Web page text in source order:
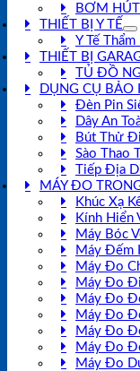
BƠM
THIẾT BỊ Y TẾ
Y Tế
THIẾT BỊ
TỦ ĐỒ
DỤNG CỤ
Đèn Pin
Dây An
Bút Thử
Sào Thao
Tiếp Địa
MÁY ĐO
Khúc Xạ
Kính Hiển
Máy Bóc
Máy Đếm
Máy Đo
Máy Đo
Máy Đo
Máy Đo
Máy Đo
Máy Đo
Máy Đo